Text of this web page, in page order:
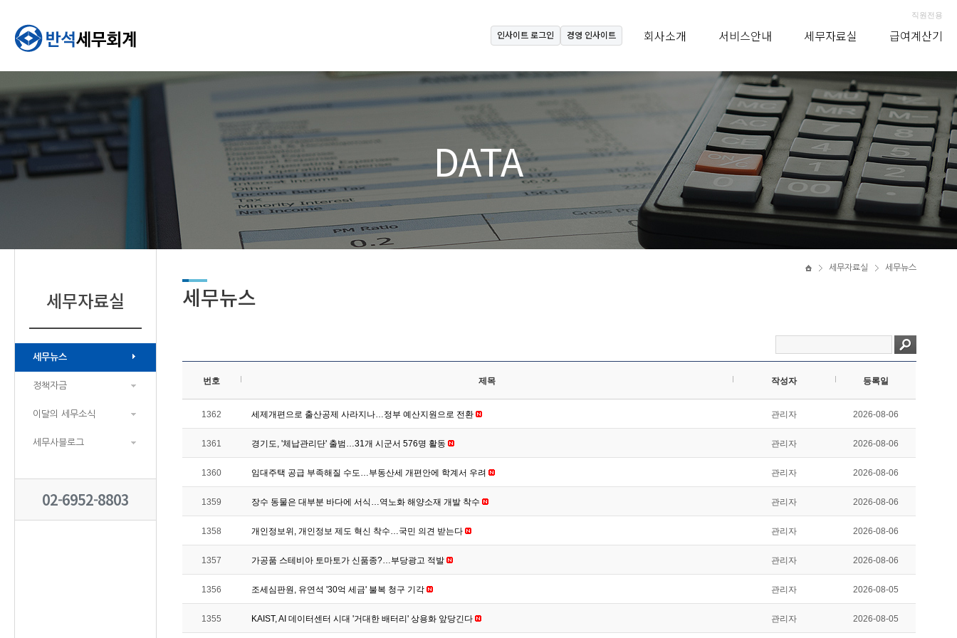
직원전용
인사이트 로그인 경영 인사이트 회사소개 서비스안내 세무자료실 급여계산기
DATA
세무자료실
세무뉴스
정책자금
이달의 세무소식
세무사블로그
02-6952-8803
세무자료실 세무뉴스
세무뉴스
번호 제목 작성자 등록일
1362 세제개편으로 출산공제 사라지나…정부 예산지원으로 전환 관리자 2026-08-06
1361 경기도, '체납관리단' 출범…31개 시군서 576명 활동 관리자 2026-08-06
1360 임대주택 공급 부족해질 수도…부동산세 개편안에 학계서 우려 관리자 2026-08-06
1359 장수 동물은 대부분 바다에 서식…역노화 해양소재 개발 착수 관리자 2026-08-06
1358 개인정보위, 개인정보 제도 혁신 착수…국민 의견 받는다 관리자 2026-08-06
1357 가공품 스테비아 토마토가 신품종?…부당광고 적발 관리자 2026-08-06
1356 조세심판원, 유연석 '30억 세금' 불복 청구 기각 관리자 2026-08-05
1355 KAIST, AI 데이터센터 시대 '거대한 배터리' 상용화 앞당긴다 관리자 2026-08-05